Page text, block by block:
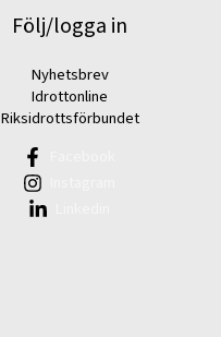
Följ/logga in
Nyhetsbrev
Idrottonline
Riksidrottsförbundet